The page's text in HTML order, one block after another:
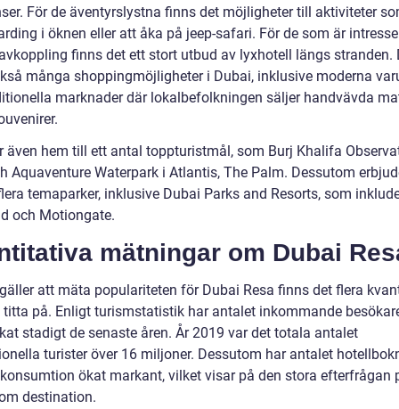
För de äventyrslystna finns det möjligheter till aktiviteter
i öknen eller att åka på jeep-safari. För de som är
finns det ett stort utbud av lyxhotell längs stranden.
många shoppingmöjligheter i Dubai, inklusive moderna
marknader där lokalbefolkningen säljer handvävda
även hem till ett antal toppturistmål, som Burj Khalifa
Aquaventure Waterpark i Atlantis, The Palm. Dessutom
temaparker, inklusive Dubai Parks and Resorts, som
och Motiongate.
mätningar om Dubai
att mäta populariteten för Dubai Resa finns det flera
på. Enligt turismstatistik har antalet inkommande
stadigt de senaste åren. År 2019 var det totala antalet
turister över 16 miljoner. Dessutom har antalet
ökat markant, vilket visar på den stora efterfrågan
destination.